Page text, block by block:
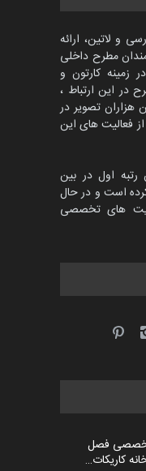
و لاتین، ارائه
مطرح داخلی
زمینه کارتون و
در این ارتباط ،
تصویر در
فعالیت های این
رتبه اول در بین
است و در حال
های تخصصی
تخصصی فصل